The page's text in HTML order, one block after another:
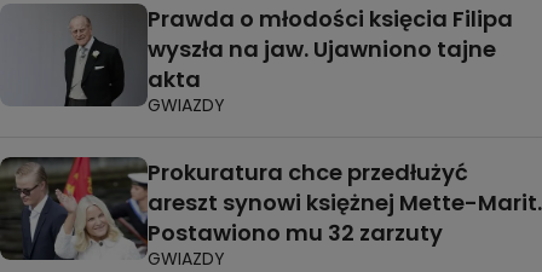
Prawda o młodości księcia Filipa
wyszła na jaw. Ujawniono tajne
akta
GWIAZDY
Prokuratura chce przedłużyć
areszt synowi księżnej Mette-Marit.
Postawiono mu 32 zarzuty
GWIAZDY